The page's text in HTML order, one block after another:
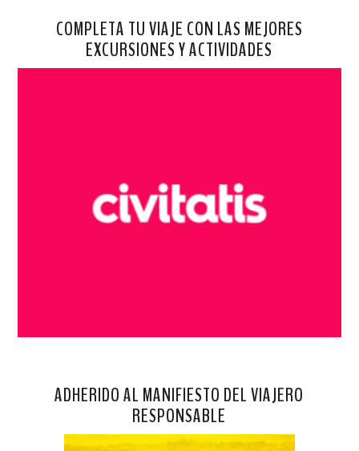
COMPLETA TU VIAJE CON LAS MEJORES
EXCURSIONES Y ACTIVIDADES
ADHERIDO AL MANIFIESTO DEL VIAJERO
RESPONSABLE